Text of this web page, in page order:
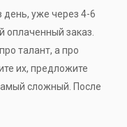
день, уже через 4-6
оплаченный заказ.
талант, а про
их, предложите
сложный. После